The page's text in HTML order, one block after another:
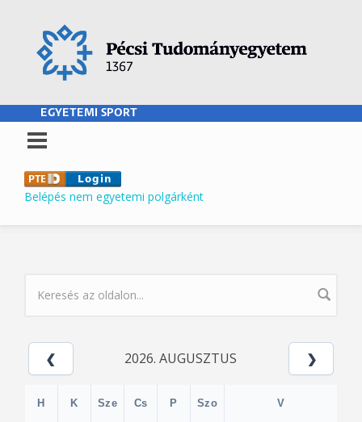
EGYETEMI SPORT
Belépés nem egyetemi polgárként
KERESÉS ŰRLAP
2026. AUGUSZTUS
H K Sze Cs P Szo V